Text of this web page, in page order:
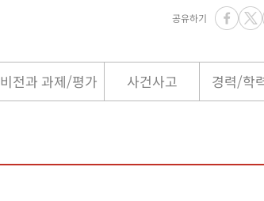
공유하기
비전과 과제/평가 사건사고 경력/학